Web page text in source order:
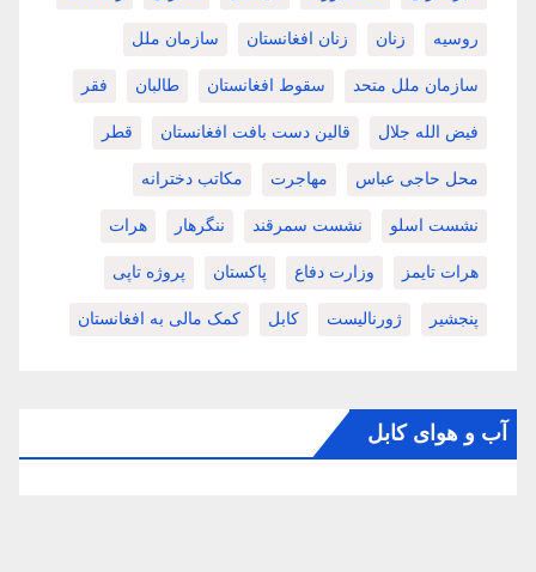
روسیه زنان زنان افغانستان سازمان ملل
سازمان ملل متحد سقوط افغانستان طالبان فقر
فیض الله جلال قالین دست بافت افغانستان قطر
محل حاجی عباس مهاجرت مکاتب دخترانه
نشست اسلو نشست سمرقند ننگرهار هرات
هرات تایمز وزارت دفاع پاکستان پروژه تاپی
پنجشیر ژورنالیست کابل کمک مالی به افغانستان
آب و هوای کابل